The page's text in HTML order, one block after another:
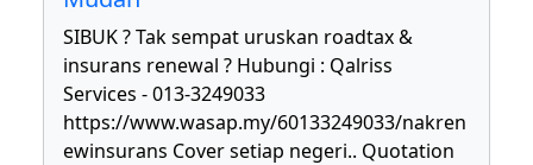
SIBUK ? Tak sempat uruskan roadtax &
insurans renewal ? Hubungi : Qalriss
Services - 013-3249033
https://www.wasap.my/60133249033/nakren
ewinsurans Cover setiap negeri.. Quotation